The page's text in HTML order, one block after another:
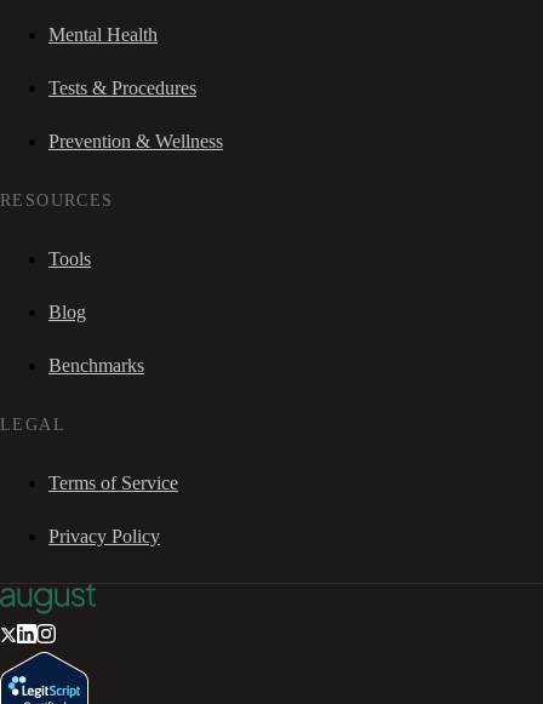
Mental Health
Tests & Procedures
Prevention & Wellness
RESOURCES
Tools
Blog
Benchmarks
LEGAL
Terms of Service
Privacy Policy